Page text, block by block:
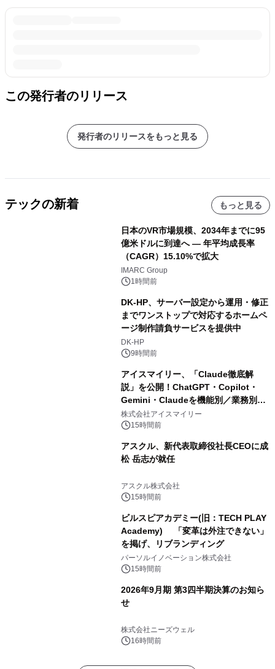
この発行者のリリース
発行者のリリースをもっと見る
テックの新着 もっと見る
日本のVR市場規模、2034年までに95
億米ドルに到達へ ― 年平均成長率
（CAGR）15.10%で拡大
IMARC Group
1時間前
DK-HP、サーバー設定から運用・修正
までワンストップで対応するホームペ
ージ制作請負サービスを提供中
DK-HP
9時間前
アイスマイリー、「Claude徹底解
説」を公開！ChatGPT・Copilot・
Gemini・Claudeを機能別／業務別に
比較―自社に合う生成AIの選び方がわ
かる実践ガイド
株式会社アイスマイリー
15時間前
アスクル、新代表取締役社長CEOに成
松 岳志が就任
アスクル株式会社
15時間前
ビルスピアカデミー(旧：TECH PLAY
Academy) 「変革は外注できない」
を掲げ、リブランディング
パーソルイノベーション株式会社
15時間前
2026年9月期 第3四半期決算のお知ら
せ
株式会社ニーズウェル
16時間前